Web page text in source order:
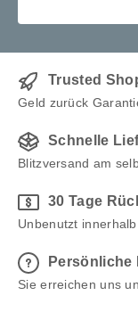
Grillhandschuhe (bis 800
für Anfänger & Profis ✅ Extrem
nachhaltig
Ewigkeit
dieser Wok ein Leben lang.
Grill oder in der
Pfanne - 36
Trusted
Geld zurück
Schnelle
Blitzversand am
30 Tage
Unbenutzt
Persönliche
Sie erreichen uns